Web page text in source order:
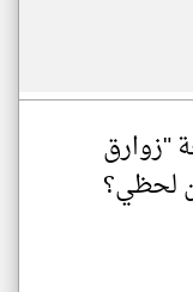
"زوارق
لحظي؟